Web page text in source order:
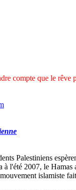
compte que le
Palestiniens
l'été 2007, le
islamiste